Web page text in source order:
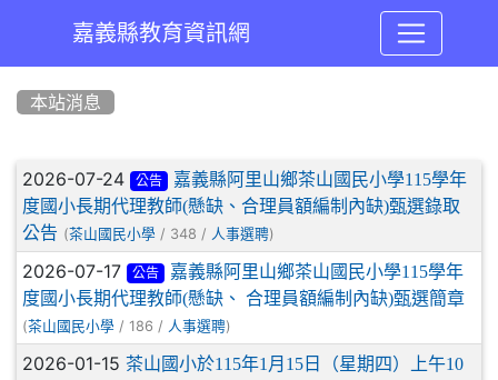
嘉義縣教育資訊網
本站消息
文章列表
2026-07-24 公告
嘉義縣阿里山鄉茶山國民小學115學年
度國小長期代理教師(懸缺、合理員額編制內缺)甄選錄取
公告 (茶山國民小學 / 348 / 人事選聘)
2026-07-17 公告
嘉義縣阿里山鄉茶山國民小學115學年
度國小長期代理教師(懸缺、 合理員額編制內缺)甄選簡章
(茶山國民小學 / 186 / 人事選聘)
2026-01-15 茶山國小於115年1月15日（星期四）上午10